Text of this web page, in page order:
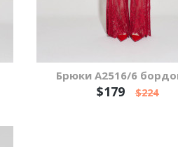
Брюки А2516/6
$179 $224